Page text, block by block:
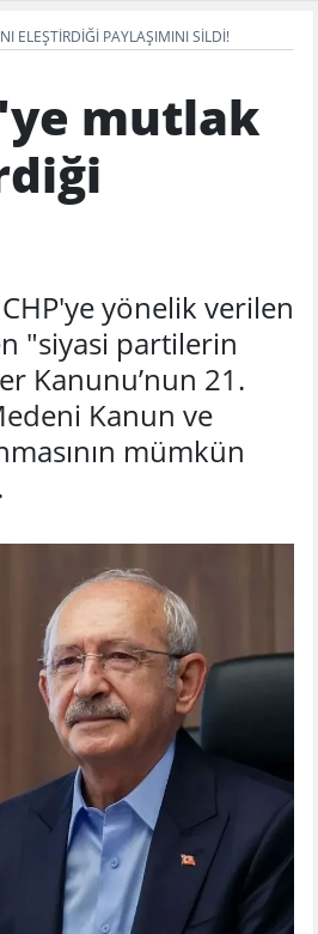
ELEŞTIRDIĞI PAYLAŞIMINI SILDI!
mutlak
CHP'ye yönelik verilen
"siyasi partilerin
Kanunu’nun 21.
Kanun ve
mümkün